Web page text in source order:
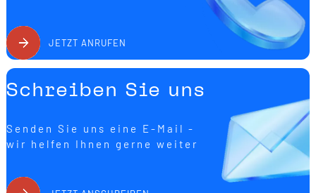
JETZT ANRUFEN
Schreiben Sie uns
Senden Sie uns eine E-Mail -
wir helfen Ihnen gerne weiter